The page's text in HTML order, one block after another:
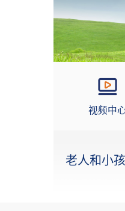
视频中
老人和小